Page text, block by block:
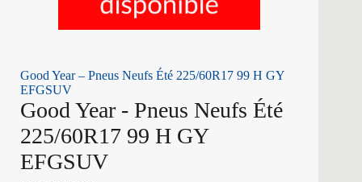
Good Year – Pneus Neufs Été 225/60R17 99 H GY
EFGSUV
Good Year - Pneus Neufs Été
225/60R17 99 H GY
EFGSUV